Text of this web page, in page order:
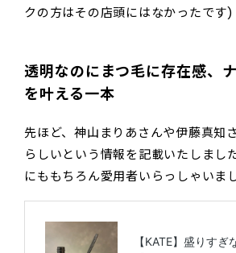
クの方はその店頭にはなかったです)
透明なのにまつ毛に存在感、
を叶える一本
先ほど、神山まりあさんや伊藤真知
らしいという情報を記載いたしまし
にももちろん愛用者いらっしゃいま